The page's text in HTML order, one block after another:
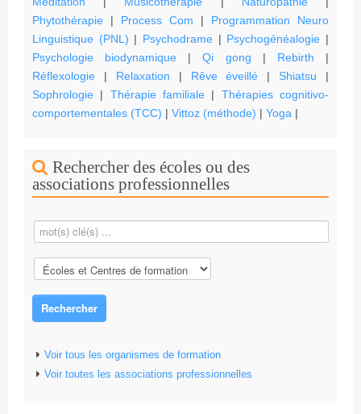
Phytothérapie | Process Com | Programmation Neuro
Linguistique (PNL) | Psychodrame | Psychogénéalogie |
Psychologie biodynamique |Qi gong | Rebirth |
Réflexologie | Relaxation | Rêve éveillé |Shiatsu |
Sophrologie | Thérapie familiale | Thérapies cognitivo-
comportementales (TCC) | Vittoz (méthode) | Yoga |
Rechercher des écoles ou des
associations professionnelles
Rechercher
Voir tous les organismes de formation
Voir toutes les associations professionnelles